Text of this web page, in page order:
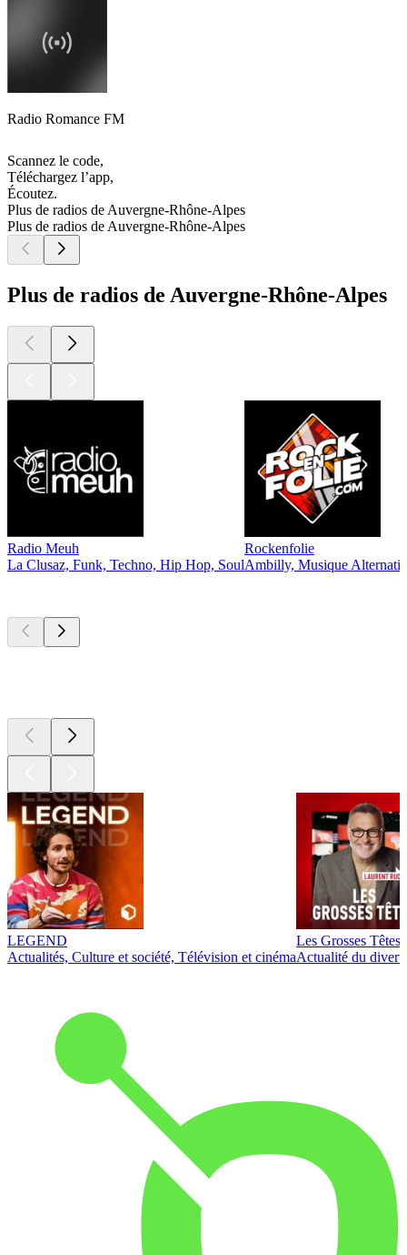
Radio Romance FM
Scannez le code,
Téléchargez l’app,
Écoutez.
Plus de radios de Auvergne-Rhône-Alpes
Plus de radios de Auvergne-Rhône-Alpes
Plus de radios de Auvergne-Rhône-Alpes
Radio Meuh
La Clusaz, Funk, Techno, Hip Hop, Soul
Rockenfolie
Ambilly, Musique
LEGEND
Actualités, Culture et société, Télévision et cinéma
Les Grosses Têtes
Actualité du